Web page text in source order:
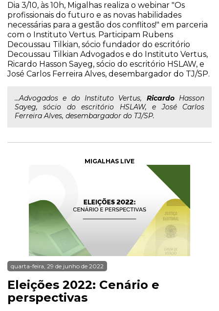
Dia 3/10, às 10h, Migalhas realiza o webinar "Os
profissionais do futuro e as novas habilidades
necessárias para a gestão dos conflitos!" em parceria
com o Instituto Vertus. Participam Rubens
Decoussau Tilkian, sócio fundador do escritório
Decoussau Tilkian Advogados e do Instituto Vertus,
Ricardo Hasson Sayeg, sócio do escritório HSLAW, e
José Carlos Ferreira Alves, desembargador do TJ/SP.
...Advogados e do Instituto Vertus, RicardoHasson
Sayeg, sócio do escritório HSLAW, e José Carlos
Ferreira Alves, desembargador do TJ/SP.
MIGALHAS LIVE
quarta-feira, 29 de junho de 2022
Eleições 2022: Cenário e
perspectivas